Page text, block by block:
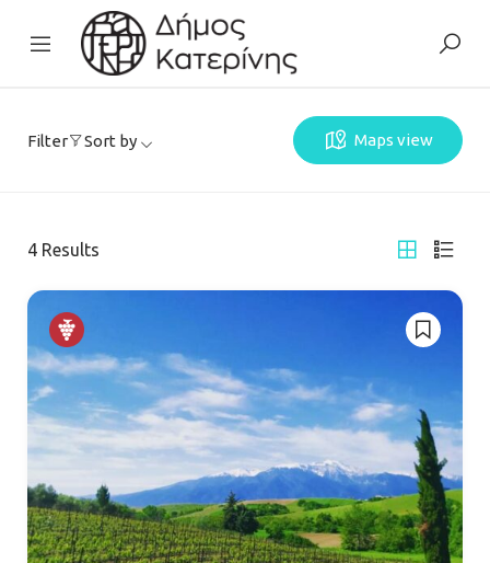
Filter Sort by Maps view
4 Results